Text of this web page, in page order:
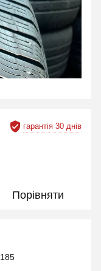
гарантія 30 днів
Порівняти
185